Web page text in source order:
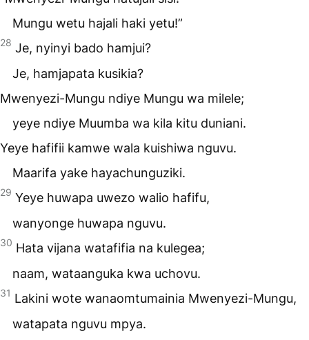
Mungu wetu hajali haki yetu!”
28 Je, nyinyi bado hamjui?
Je, hamjapata kusikia?
Mwenyezi-Mungu ndiye Mungu wa milele;
yeye ndiye Muumba wa kila kitu duniani.
Yeye hafifii kamwe wala kuishiwa nguvu.
Maarifa yake hayachunguziki.
29 Yeye huwapa uwezo walio hafifu,
wanyonge huwapa nguvu.
30 Hata vijana watafifia na kulegea;
naam, wataanguka kwa uchovu.
31 Lakini wote wanaomtumainia Mwenyezi-Mungu,
watapata nguvu mpya.